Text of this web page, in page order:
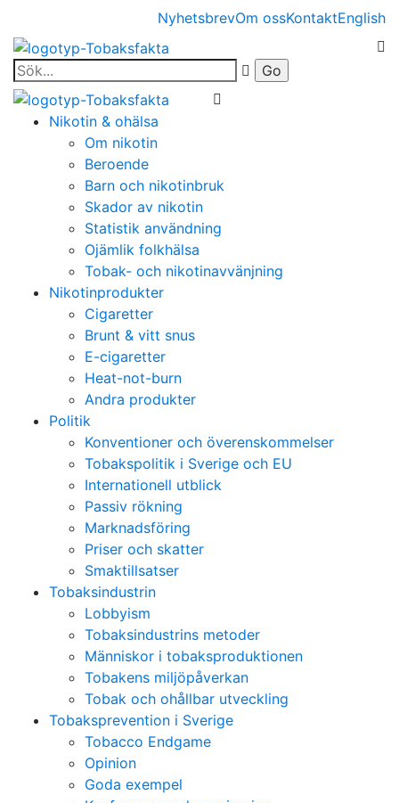
NyhetsbrevOm ossKontaktEnglish
Nikotin & ohälsa
Om nikotin
Beroende
Barn och nikotinbruk
Skador av nikotin
Statistik användning
Ojämlik folkhälsa
Tobak- och nikotinavvänjning
Nikotinprodukter
Cigaretter
Brunt & vitt snus
E-cigaretter
Heat-not-burn
Andra produkter
Politik
Konventioner och överenskommelser
Tobakspolitik i Sverige och EU
Internationell utblick
Passiv rökning
Marknadsföring
Priser och skatter
Smaktillsatser
Tobaksindustrin
Lobbyism
Tobaksindustrins metoder
Människor i tobaksproduktionen
Tobakens miljöpåverkan
Tobak och ohållbar utveckling
Tobaksprevention i Sverige
Tobacco Endgame
Opinion
Goda exempel